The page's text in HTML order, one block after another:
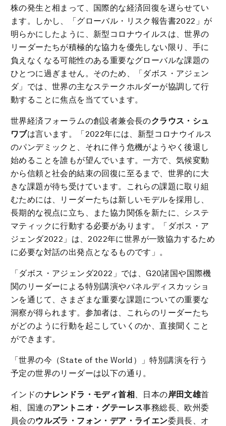
株の発生と相まって、国際的な経済回復を遅らせてい
ます。しかし、「グローバル・リスク報告書2022」が
明らかにしたように、新型コロナウイルスは、世界の
リーダーたちが積極的な協力を優先しない限り、手に
負えなくなる可能性のある重要なグローバルな課題の
ひとつに過ぎません。そのため、「ダボス・アジェン
ダ」では、世界の主なステークホルダーが協調して行
動することに焦点を当てています。
世界経済フォーラムの創設者兼会長のクラウス・シュ
ワブは言います。「2022年には、新型コロナウイルス
のパンデミックと、それに伴う危機がようやく後退し
始めることを誰もが望んでいます。一方で、気候変動
から信頼と社会的結束の回復に至るまで、世界的に大
きな課題が待ち受けています。これらの課題に取り組
むためには、リーダーたちは新しいモデルを採用し、
長期的な視点に立ち、また協力関係を新たに、システ
マティックに行動する必要があります。「ダボス・ア
ジェンダ2022」は、2022年に世界が一致協力するため
に必要な対話の出発点となるものです」。
「ダボス・アジェンダ2022」では、G20諸国や国際機
関のリーダーによる特別講演やパネルディスカッショ
ンを通じて、さまざまな重要な課題についての重要な
洞察が得られます。参加者は、これらのリーダーたち
がどのように行動を起こしていくのか、直接聞くこと
ができます。
「世界の今（State of the World）」特別講演を行う
予定の世界のリーダーは以下の通り。
インドのナレンドラ・モディ首相、日本の岸田文雄首
相、国連のアントニオ・グテーレス事務総長、欧州委
員会のウルズラ・フォン・デア・ライエン委員長、オ